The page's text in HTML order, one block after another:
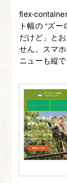
flex-
ト幅の “ズ
だけど」と
せん。スマ
ニューも縦